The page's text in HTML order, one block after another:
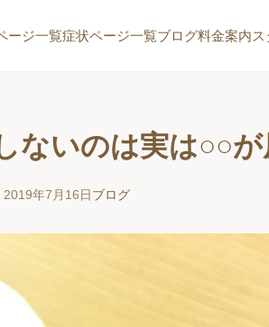
ージ一覧症状ページ一覧ブログ料金案内
ないのは実は○○
2019年7月16日ブログ